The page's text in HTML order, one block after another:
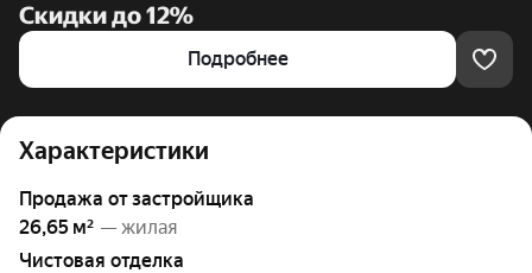
Скидки до 12%
Подробнее
Характеристики
Продажа от застройщика
26,65 м²
— жилая
Чистовая отделка